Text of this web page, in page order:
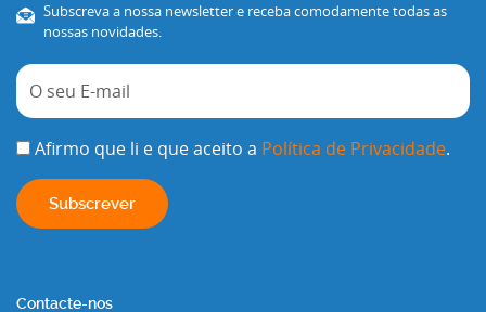
Subscreva a nossa newsletter e receba comodamente todas as
nossas novidades.
Afirmo que li e que aceito a Política de Privacidade.
Contacte-nos